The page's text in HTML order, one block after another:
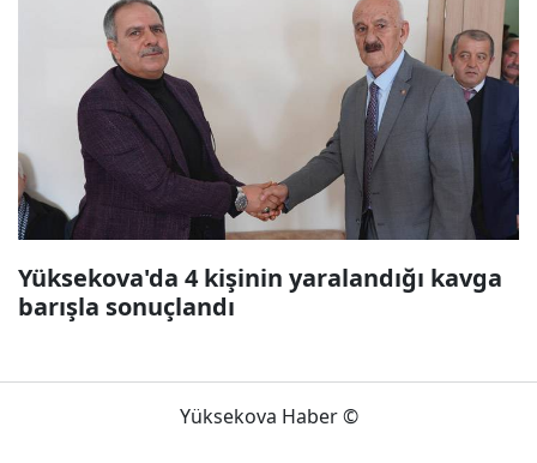
Yüksekova'da 4 kişinin yaralandığı kavga
barışla sonuçlandı
Yüksekova Haber ©